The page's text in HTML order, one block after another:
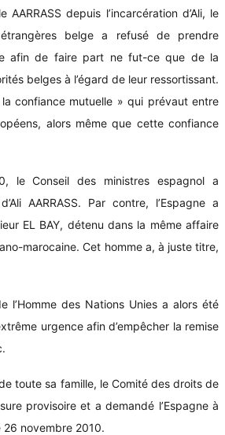
depuis l’incarcération d’Ali, le
belge a refusé de prendre
afin de faire part ne fut-ce que de la
belges à l’égard de leur ressortissant.
confiance mutuelle » qui prévaut entre
alors même que cette confiance
le Conseil des ministres espagnol a
AARRASS. Par contre, l’Espagne a
EL BAY, détenu dans la même affaire
marocaine. Cet homme a, à juste titre,
l’Homme des Nations Unies a alors été
urgence afin d’empêcher la remise
toute sa famille, le Comité des droits de
provisoire et a demandé l’Espagne à
26 novembre 2010.